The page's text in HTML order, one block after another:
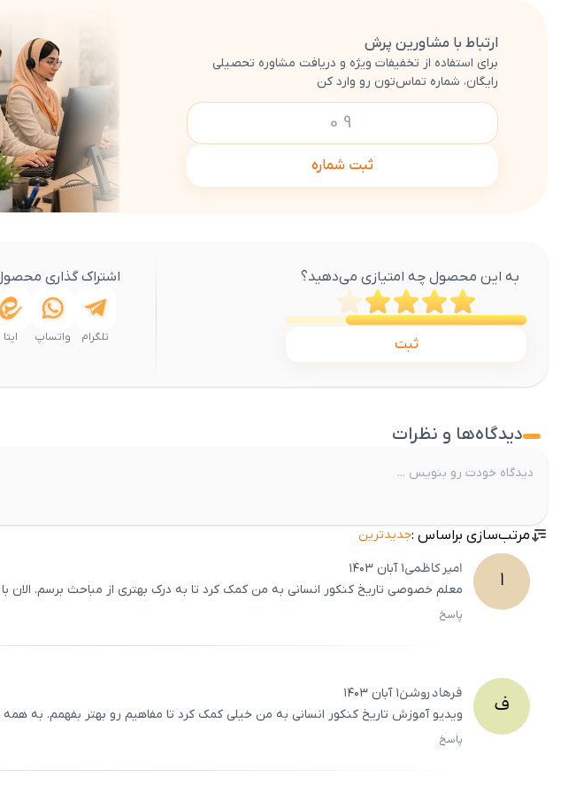
ارتباط با مشاورین پرش
برای استفاده از تخفیفات ویژه و دریافت مشاوره تحصیلی
رایگان، شماره تماس‌تون رو وارد کن
ثبت شماره
به این محصول چه امتیازی می‌دهید؟
ثبت
اشتراک گذاری
تلگرام واتساپ ایتا
دیدگاه‌ها و نظرات
مرتب‌سازی براساس :جدیدترین
ا امیرکاظمی۱ آبان ۱۴۰۳
معلم خصوصی تاریخ کنکور انسانی به من کمک کرد تا به درک بهتری از مباحث برسم. الان
پاسخ
ف فرهادروشن۱ آبان ۱۴۰۳
ویدیو آموزش تاریخ کنکور انسانی به من خیلی کمک کرد تا مفاهیم رو بهتر بفهمم. به
پاسخ